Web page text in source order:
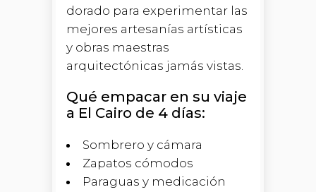
dorado para experimentar las
mejores artesanías artísticas
y obras maestras
arquitectónicas jamás vistas.
Qué empacar en su viaje
a El Cairo de 4 días:
Sombrero y cámara
Zapatos cómodos
Paraguas y medicación